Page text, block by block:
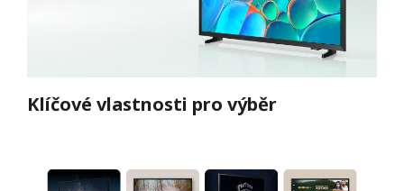
Klíčové vlastnosti pro výběr